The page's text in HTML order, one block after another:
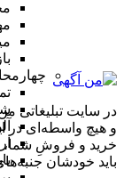
در سایت تبلیغاتی
و هیچ واسطه‌ای در
خرید و فروشِ شما،
باید خودشان